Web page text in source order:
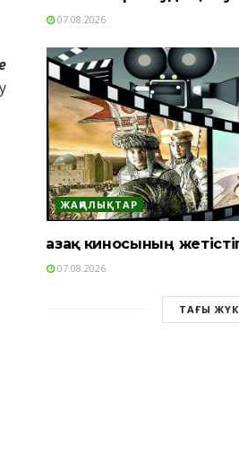
07.08.2026
ЖАҢАЛЫҚТАР
Қазақ киносының
07.08.2026
ТАҒЫ